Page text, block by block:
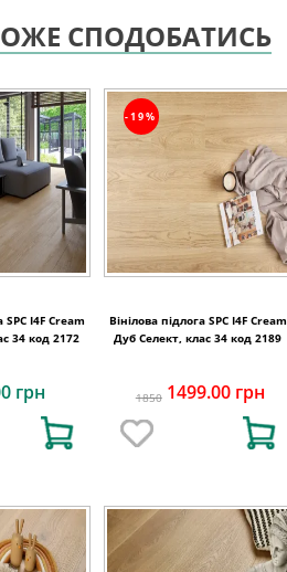
СПОДОБАТИСЬ
SPC I4F Cream
34 код 2172
грн
-19%
Вінілова підлога SPC I4F Cream
Дуб Cелект, клас 34 код 2189
1850 1499.00 грн